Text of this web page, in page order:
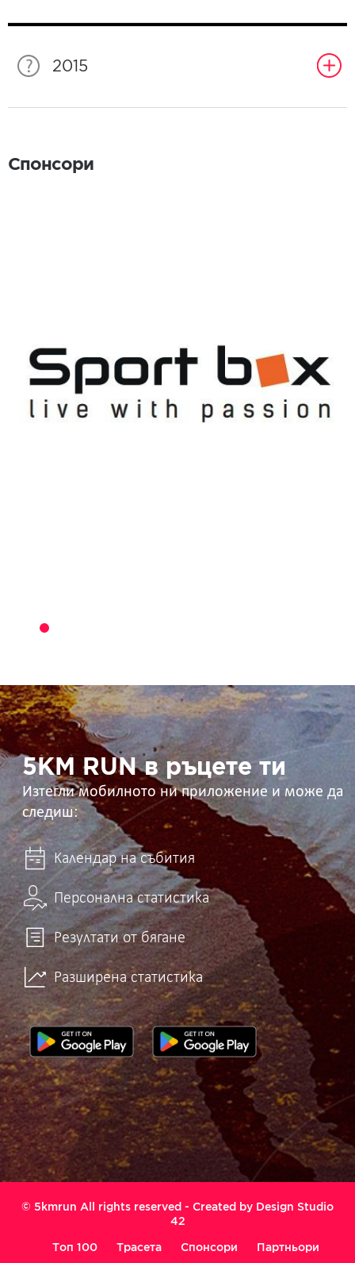
2015
Спонсори
5KM
RUN
в
ръцете
ти 5KM RUN в ръцете ти
Изтегли мобилното ни приложение и може да
следиш:
Календар на събития
Персонална статистика
Резултати от бягане
Разширена статистика
© 5kmrun All rights reserved - Created by Design Studio
42
Топ 100 Трасета Спонсори Партньори